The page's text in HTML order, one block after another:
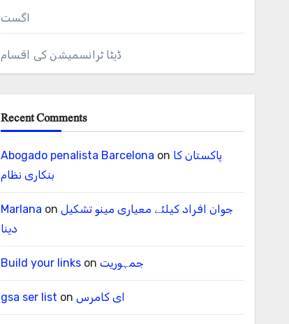
اگست
ڈیٹا ٹرانسمیشن کی اقسام
Recent Comments
Abogado penalista Barcelona on پاکستان کا
بنکاری نظام
Marlana on جوان افراد کیلئے معیاری مینو تشکیل
دینا
Build your linkson جمہوریت
gsa ser list on ای کامرس